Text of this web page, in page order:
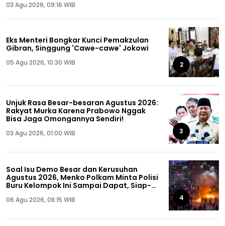
03 Agu 2026, 09:16 WIB
Eks Menteri Bongkar Kunci Pemakzulan
Gibran, Singgung 'Cawe-cawe' Jokowi
05 Agu 2026, 10:30 WIB 2
Unjuk Rasa Besar-besaran Agustus 2026:
Rakyat Murka Karena Prabowo Nggak
Bisa Jaga Omongannya Sendiri!
03 Agu 2026, 01:00 WIB 3
Soal Isu Demo Besar dan Kerusuhan
Agustus 2026, Menko Polkam Minta Polisi
Buru Kelompok Ini Sampai Dapat, Siap-
06 Agu 2026, 08:15 WIB 4